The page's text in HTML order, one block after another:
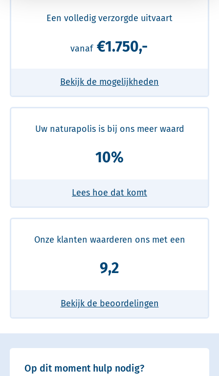
Een volledig verzorgde uitvaart
vanaf €1.750,-
Bekijk de mogelijkheden
Uw naturapolis is bij ons meer waard
10%
Lees hoe dat komt
Onze klanten waarderen ons met een
9,2
Bekijk de beoordelingen
Op dit moment hulp nodig?